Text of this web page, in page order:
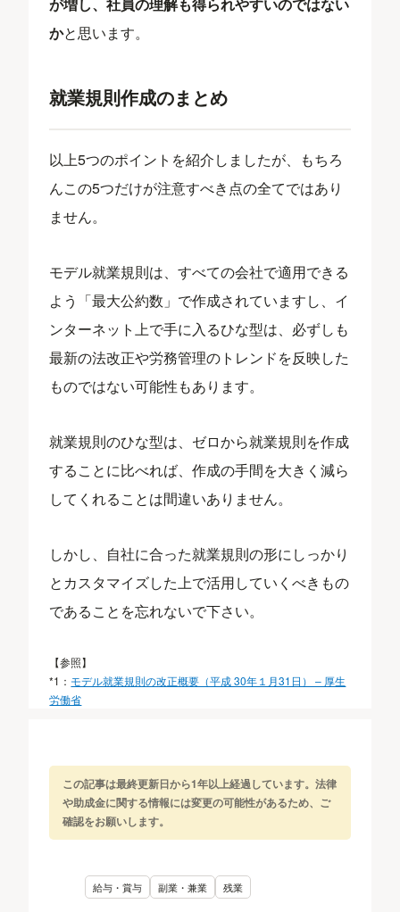
が増し、社員の理解も得られやすいのではない
かと思います。
就業規則作成のまとめ
以上5つのポイントを紹介しましたが、もちろ
んこの5つだけが注意すべき点の全てではあり
ません。
モデル就業規則は、すべての会社で適用できる
よう「最大公約数」で作成されていますし、イ
ンターネット上で手に入るひな型は、必ずしも
最新の法改正や労務管理のトレンドを反映した
ものではない可能性もあります。
就業規則のひな型は、ゼロから就業規則を作成
することに比べれば、作成の手間を大きく減ら
してくれることは間違いありません。
しかし、自社に合った就業規則の形にしっかり
とカスタマイズした上で活用していくべきもの
であることを忘れないで下さい。
【参照】
*1： モデル就業規則の改正概要（平成 30年１月31日） – 厚生
労働省
この記事は最終更新日から1年以上経過しています。法律
や助成金に関する情報には変更の可能性があるため、ご
確認をお願いします。
給与・賞与 副業・兼業 残業